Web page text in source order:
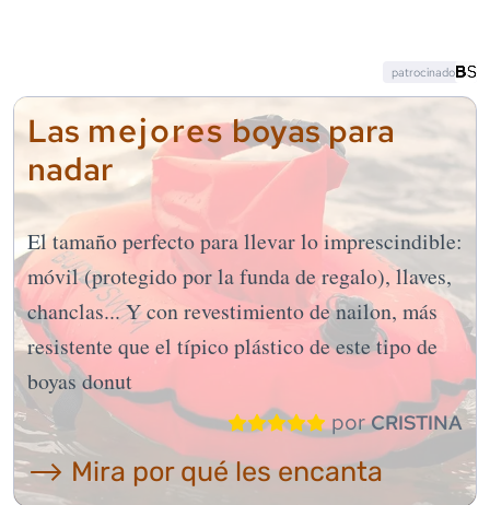
Las mejoresboyas para
nadar
El tamaño perfecto para llevar lo imprescindible:
móvil (protegido por la funda de regalo), llaves,
chanclas... Y con revestimiento de nailon, más
resistente que el típico plástico de este tipo de
boyas donut
porCRISTINA
⟶ Mira por qué les encanta
patrocinado